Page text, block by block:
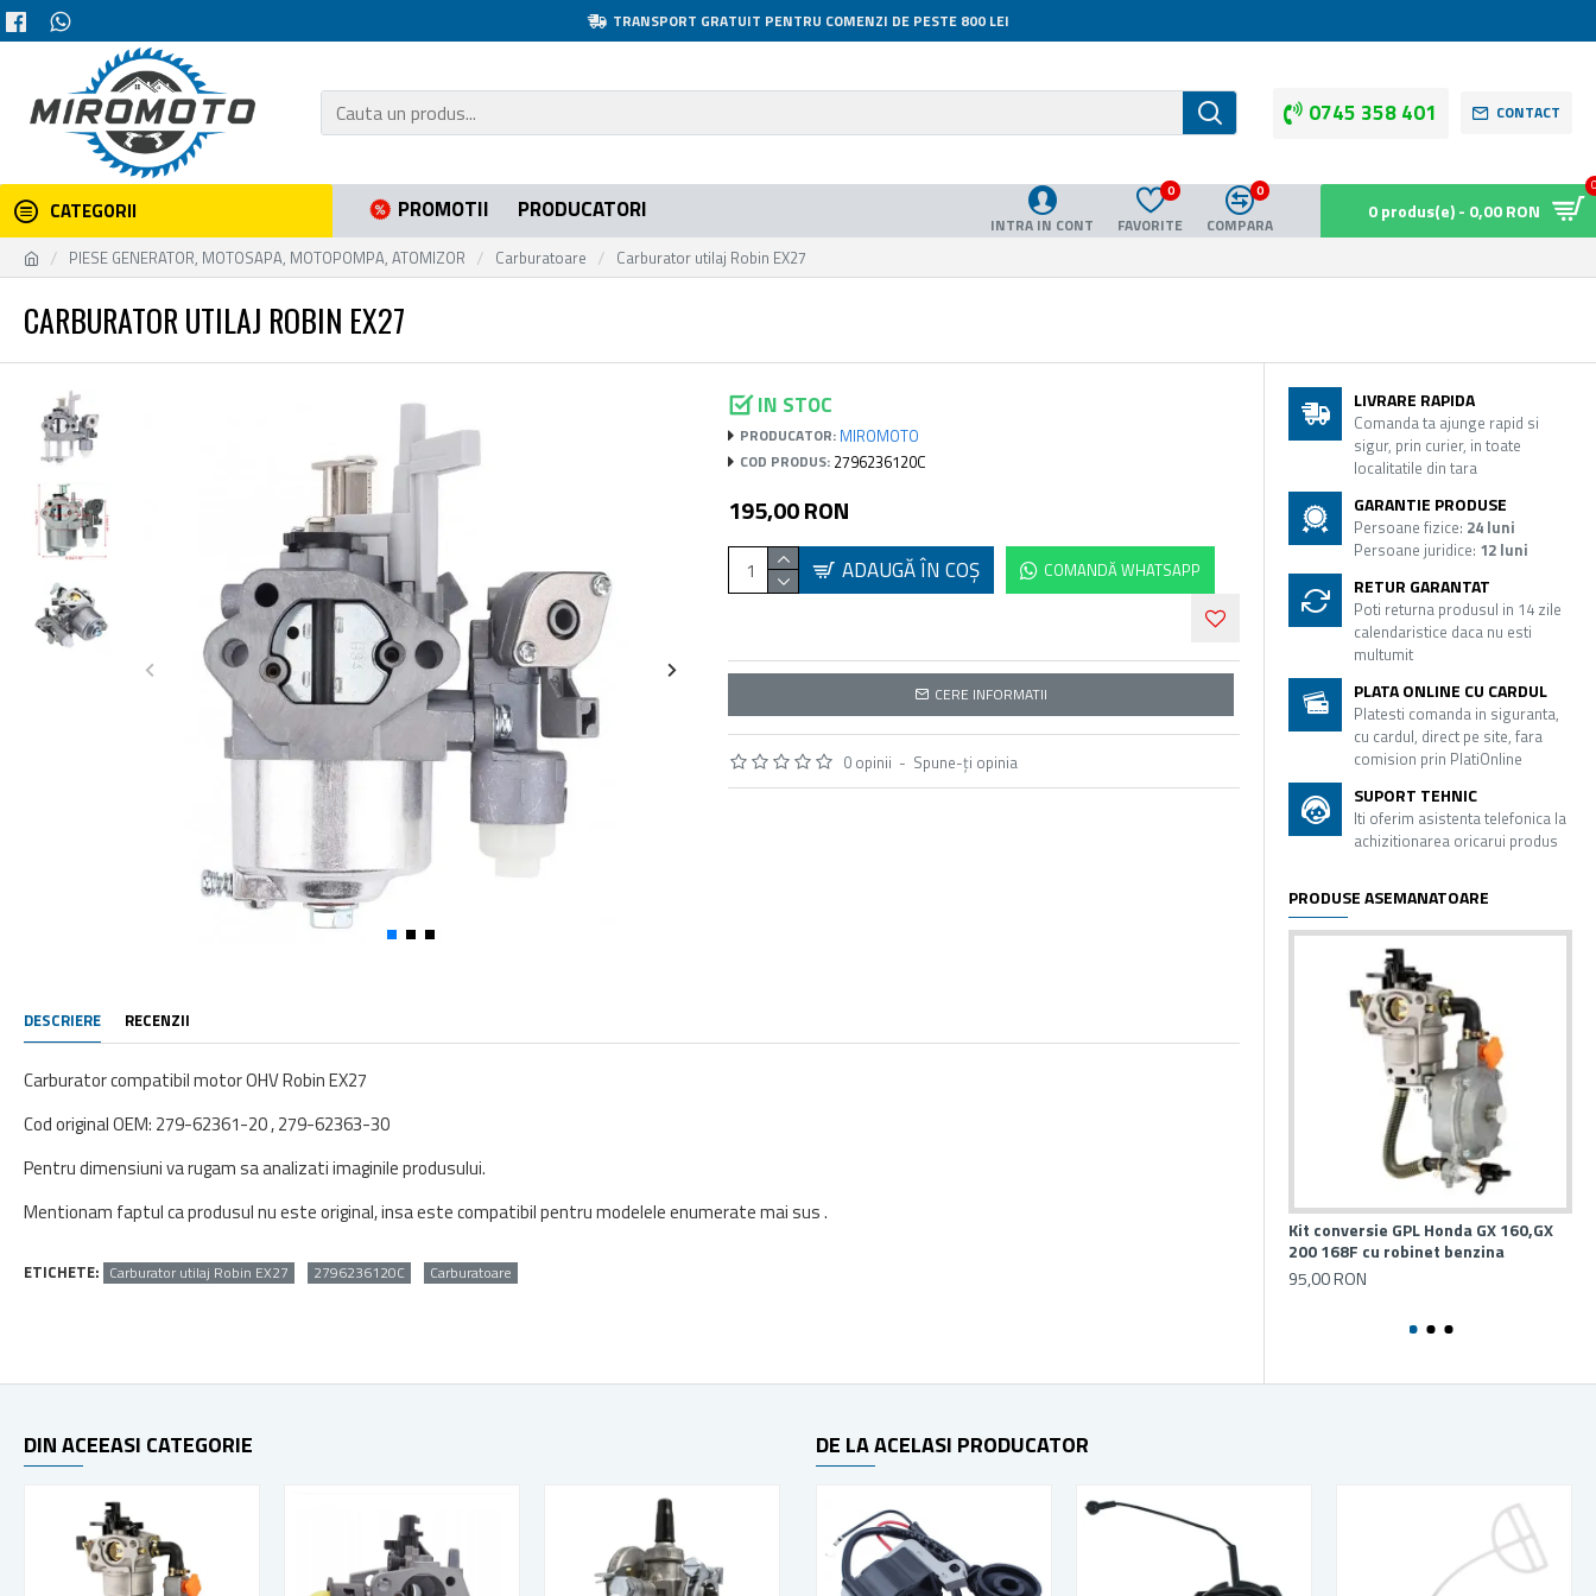
TRANSPORT GRATUIT PENTRU COMENZI DE PESTE 800 LEI
0745 358 401 CONTACT
CATEGORII PROMOTII PRODUCATORI
INTRA IN CONT FAVORITE
0
COMPARA
0
0 produs(e) - 0,00 RON
PIESE GENERATOR, MOTOSAPA, MOTOPOMPA, ATOMIZOR Carburatoare Carburator utilaj Robin EX27
CARBURATOR UTILAJ ROBIN EX27
IN STOC
PRODUCATOR: MIROMOTO
COD PRODUS: 2796236120C
0 opinii - Spune-ţi opinia
195,00 RON
ADAUGĂ ÎN COŞ COMANDĂ WHATSAPP
CERE INFORMATII
DESCRIERE RECENZII
Carburator compatibil motor OHV Robin EX27
Cod original OEM: 279-62361-20 , 279-62363-30
Pentru dimensiuni va rugam sa analizati imaginile produsului.
Mentionam faptul ca produsul nu este original, insa este compatibil pentru modelele enumerate mai sus .
ETICHETE: Carburator utilaj Robin EX27 2796236120C Carburatoare
LIVRARE RAPIDA
Comanda ta ajunge rapid si
sigur, prin curier, in toate
localitatile din tara
GARANTIE PRODUSE
Persoane fizice: 24 luni
Persoane juridice: 12 luni
RETUR GARANTAT
Poti returna produsul in 14 zile
calendaristice daca nu esti
multumit
PLATA ONLINE CU CARDUL
Platesti comanda in siguranta,
cu cardul, direct pe site, fara
comision prin PlatiOnline
SUPORT TEHNIC
Iti oferim asistenta telefonica la
achizitionarea oricarui produs
PRODUSE ASEMANATOARE
Kit conversie GPL Honda GX 160,GX
200 168F cu robinet benzina
95,00 RON
DIN ACEEASI CATEGORIE DE LA ACELASI PRODUCATOR